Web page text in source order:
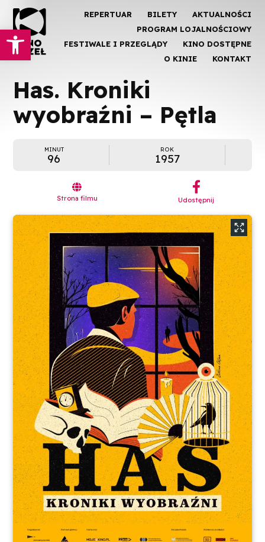
Otwórz pasek narzędzi
REPERTUAR BILETY
AKTUALNOŚCI
PROGRAM LOJALNOŚCIOWY
FESTIWALE I PRZEGLĄDY
KINO DOSTĘPNE
O KINIE
KONTAKT
Has. Kroniki
wyobraźni – Pętla
MINUT
96
ROK
1957

Strona filmu
︁
Udostępnij